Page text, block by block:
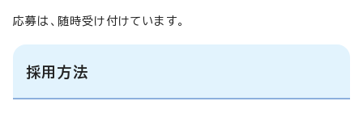
応募は、随時受け付けています。
採用方法